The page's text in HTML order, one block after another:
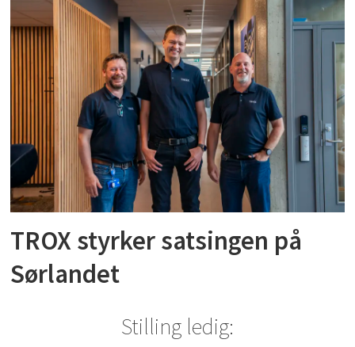
TROX styrker satsingen på
Sørlandet
Stilling ledig: